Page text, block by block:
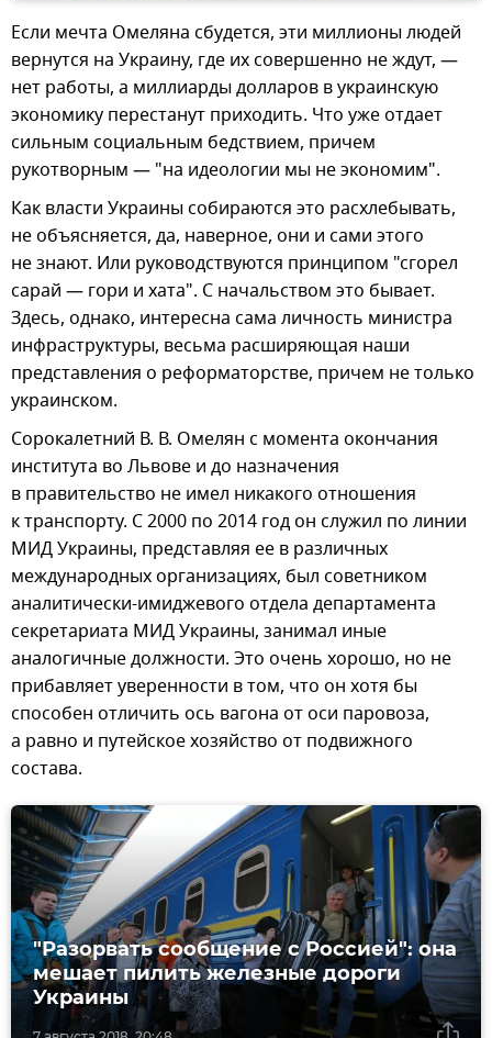
Если мечта Омеляна сбудется, эти миллионы людей
вернутся на Украину, где их совершенно не ждут, —
нет работы, а миллиарды долларов в украинскую
экономику перестанут приходить. Что уже отдает
сильным социальным бедствием, причем
рукотворным — "на идеологии мы не экономим".
Как власти Украины собираются это расхлебывать,
не объясняется, да, наверное, они и сами этого
не знают. Или руководствуются принципом "сгорел
сарай — гори и хата". С начальством это бывает.
Здесь, однако, интересна сама личность министра
инфраструктуры, весьма расширяющая наши
представления о реформаторстве, причем не только
украинском.
Сорокалетний В. В. Омелян с момента окончания
института во Львове и до назначения
в правительство не имел никакого отношения
к транспорту. С 2000 по 2014 год он служил по линии
МИД Украины, представляя ее в различных
международных организациях, был советником
аналитически-имиджевого отдела департамента
секретариата МИД Украины, занимал иные
аналогичные должности. Это очень хорошо, но не
прибавляет уверенности в том, что он хотя бы
способен отличить ось вагона от оси паровоза,
а равно и путейское хозяйство от подвижного
состава.
"Разорвать сообщение с Россией": она
мешает пилить железные дороги
Украины